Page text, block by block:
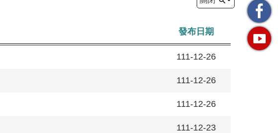
發布日期
111-12-26
111-12-26
111-12-26
111-12-23